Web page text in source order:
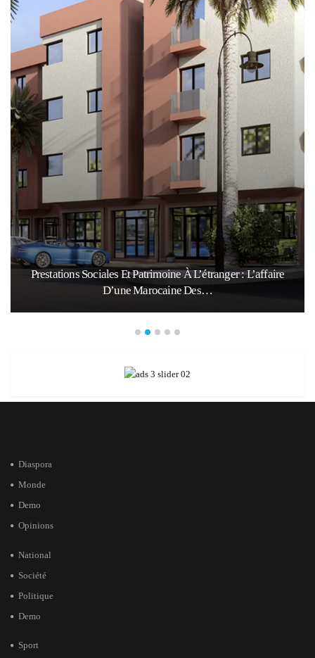
Prestations Sociales Et Patrimoine À L’étranger : L’affaire
D’une Marocaine Des…
Diaspora
Monde
Demo
Opinions
National
Société
Politique
Demo
Sport